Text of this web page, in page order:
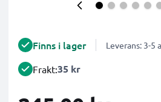
Finns i lager Leverans: 3-5
Frakt:35 kr